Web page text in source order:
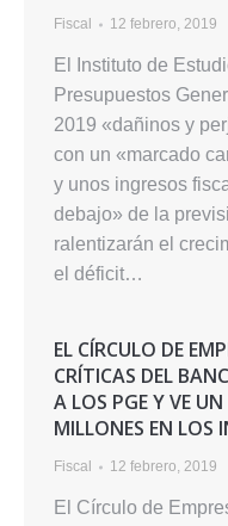
Fiscal 12 febrero, 2019
El Instituto de
Presupuestos
2019 «dañinos y
con un «marcado
y unos ingresos
debajo» de la
ralentizarán el
el déficit…
EL CÍRCULO DE
CRÍTICAS DEL
A LOS PGE Y VE
MILLONES EN LOS
Fiscal 12 febrero, 2019
El Círculo de